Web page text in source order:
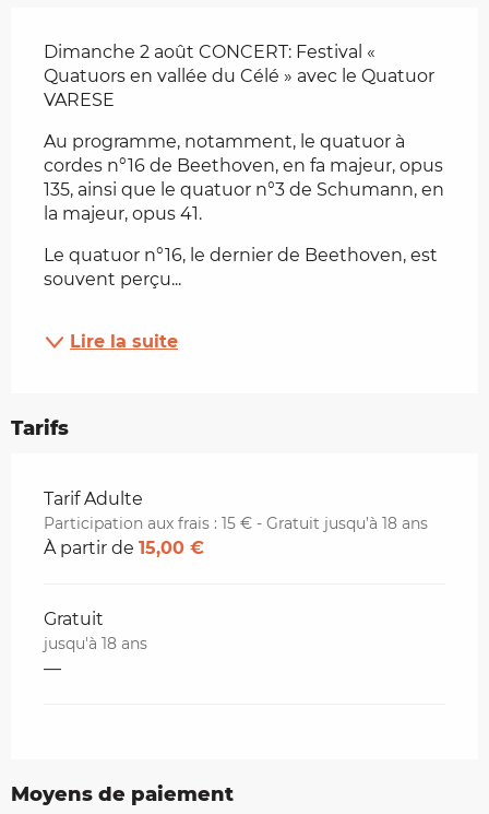
Dimanche 2 août CONCERT: Festival «
Quatuors en vallée du Célé » avec le Quatuor
VARESE
Au programme, notamment, le quatuor à
cordes n°16 de Beethoven, en fa majeur, opus
135, ainsi que le quatuor n°3 de Schumann, en
la majeur, opus 41.
Le quatuor n°16, le dernier de Beethoven, est
souvent perçu...
Lire la suite
Tarifs
Tarifs 2026
Tarif Adulte
Participation aux frais : 15 € - Gratuit jusqu’à 18 ans
À partir de 15,00 €
Gratuit
jusqu'à 18 ans
—
Moyens de paiement